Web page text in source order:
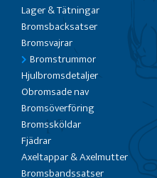
Lager & Tätningar
Bromsbacksatser
Bromsvajrar
Bromstrummor
Hjulbromsdetaljer
Obromsade nav
Bromsöverföring
Bromssköldar
Fjädrar
Axeltappar & Axelmutter
Bromsbandssatser